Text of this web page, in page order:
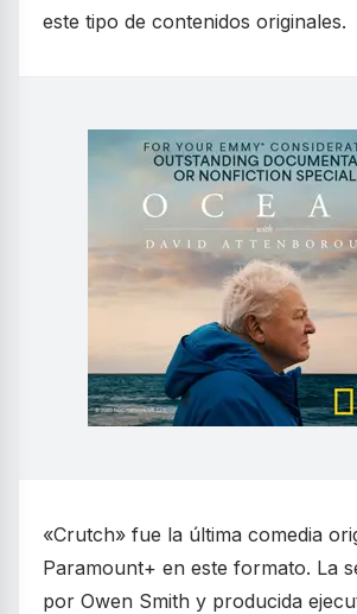
este tipo de contenidos originales.
«Crutch» fue la última comedia
Paramount+ en este formato. La
por Owen Smith y producida